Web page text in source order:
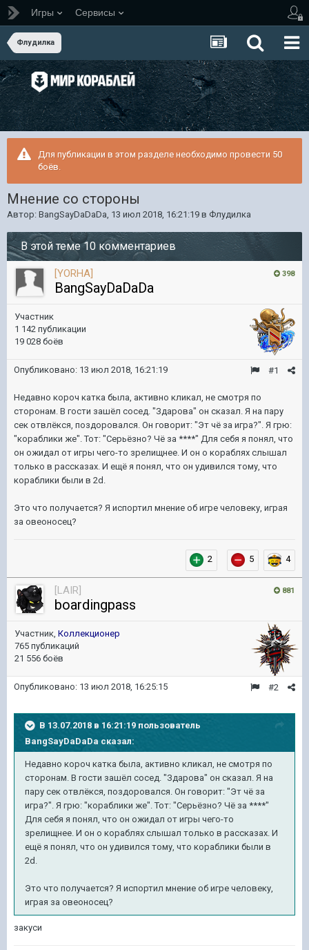
Игры Сервисы
Флудилка
Для публикации в этом разделе необходимо провести 50
боёв.
Мнение со стороны
Автор: BangSayDaDaDa, 13 июл 2018, 16:21:19 в Флудилка
В этой теме 10 комментариев
398
[YORHA]
BangSayDaDaDa
Участник
1 142 публикации
19 028 боёв
#1
Опубликовано: 13 июл 2018, 16:21:19
Недавно короч катка была, активно кликал, не смотря по
сторонам. В гости зашёл сосед. "Здарова" он сказал. Я на пару
сек отвлёкся, поздоровался. Он говорит: "Эт чё за игра?". Я грю:
"кораблики же". Тот: "Серьёзно? Чё за ****" Для себя я понял, что
он ожидал от игры чего-то зрелищнее. И он о кораблях слышал
только в рассказах. И ещё я понял, что он удивился тому, что
кораблики были в 2d.
Это что получается? Я испортил мнение об игре человеку, играя
за овеоносец?
2 5 4
881
[LAIR]
boardingpass
Участник, Коллекционер
765 публикаций
21 556 боёв
#2
Опубликовано: 13 июл 2018, 16:25:15
В 13.07.2018 в 16:21:19 пользователь
BangSayDaDaDaсказал:
Недавно короч катка была, активно кликал, не смотря по
сторонам. В гости зашёл сосед. "Здарова" он сказал. Я на
пару сек отвлёкся, поздоровался. Он говорит: "Эт чё за
игра?". Я грю: "кораблики же". Тот: "Серьёзно? Чё за ****"
Для себя я понял, что он ожидал от игры чего-то
зрелищнее. И он о кораблях слышал только в рассказах. И
ещё я понял, что он удивился тому, что кораблики были в
2d.
Это что получается? Я испортил мнение об игре человеку,
играя за овеоносец?
закуси